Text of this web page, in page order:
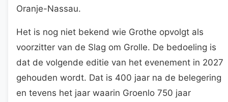
Oranje-Nassau.
Het is nog niet bekend wie Grothe opvolgt als
voorzitter van de Slag om Grolle. De bedoeling is
dat de volgende editie van het evenement in 2027
gehouden wordt. Dat is 400 jaar na de belegering
en tevens het jaar waarin Groenlo 750 jaar